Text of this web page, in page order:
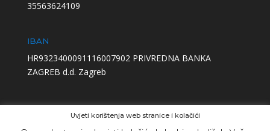
35563624109
IBAN
HR9323400091116007902 PRIVREDNA BANKA
ZAGREB d.d. Zagreb
Uvjeti korištenja web stranice i kolačići